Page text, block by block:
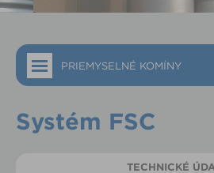
PRIEMYSELNÉ KOMÍNY
Systém FSC
TECHNICKÉ